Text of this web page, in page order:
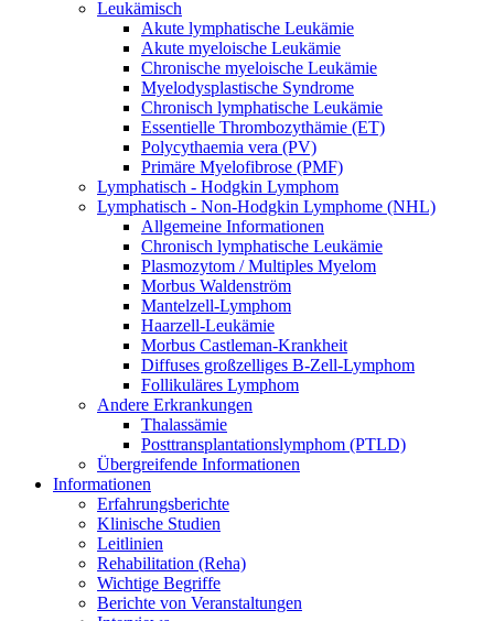
Leukämisch
Akute lymphatische Leukämie
Akute myeloische Leukämie
Chronische myeloische Leukämie
Myelodysplastische Syndrome
Chronisch lymphatische Leukämie
Essentielle Thrombozythämie (ET)
Polycythaemia vera (PV)
Primäre Myelofibrose (PMF)
Lymphatisch - Hodgkin Lymphom
Lymphatisch - Non-Hodgkin Lymphome (NHL)
Allgemeine Informationen
Chronisch lymphatische Leukämie
Plasmozytom / Multiples Myelom
Morbus Waldenström
Mantelzell-Lymphom
Haarzell-Leukämie
Morbus Castleman-Krankheit
Diffuses großzelliges B-Zell-Lymphom
Follikuläres Lymphom
Andere Erkrankungen
Thalassämie
Posttransplantationslymphom (PTLD)
Übergreifende Informationen
Informationen
Erfahrungsberichte
Klinische Studien
Leitlinien
Rehabilitation (Reha)
Wichtige Begriffe
Berichte von Veranstaltungen